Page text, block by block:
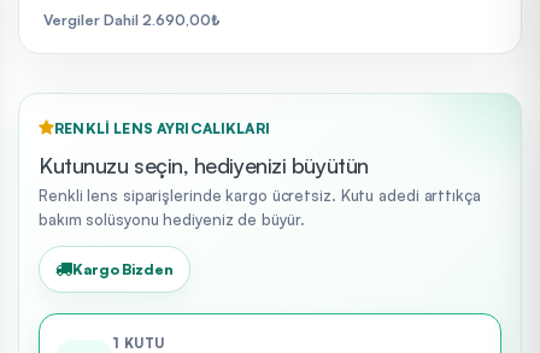
Vergiler Dahil 2.690,00₺
RENKLI LENS AYRICALIKLARI
Kutunuzu seçin, hediyenizi büyütün
Renkli lens siparişlerinde kargo ücretsiz. Kutu adedi arttıkça
bakım solüsyonu hediyeniz de büyür.
Kargo Bizden
1 KUTU